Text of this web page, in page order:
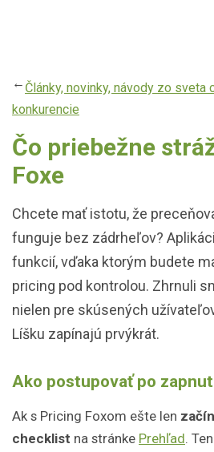
obsah
Články, novinky, návody zo sveta
konkurencie
Čo priebežne
Foxe
Chcete mať istotu, že
funguje bez zádrheľov?
funkcií, vďaka ktorým budete
pricing pod kontrolou. Zhrnuli
nielen pre skúsených
Líšku zapínajú prvýkrát.
Ako postupovať po
Ak s Pricing Foxom ešte len
checklist na stránke Prehľad.